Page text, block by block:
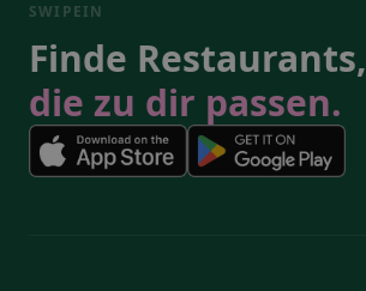
SWIPEIN
Finde Restaurants,
die zu dir passen.